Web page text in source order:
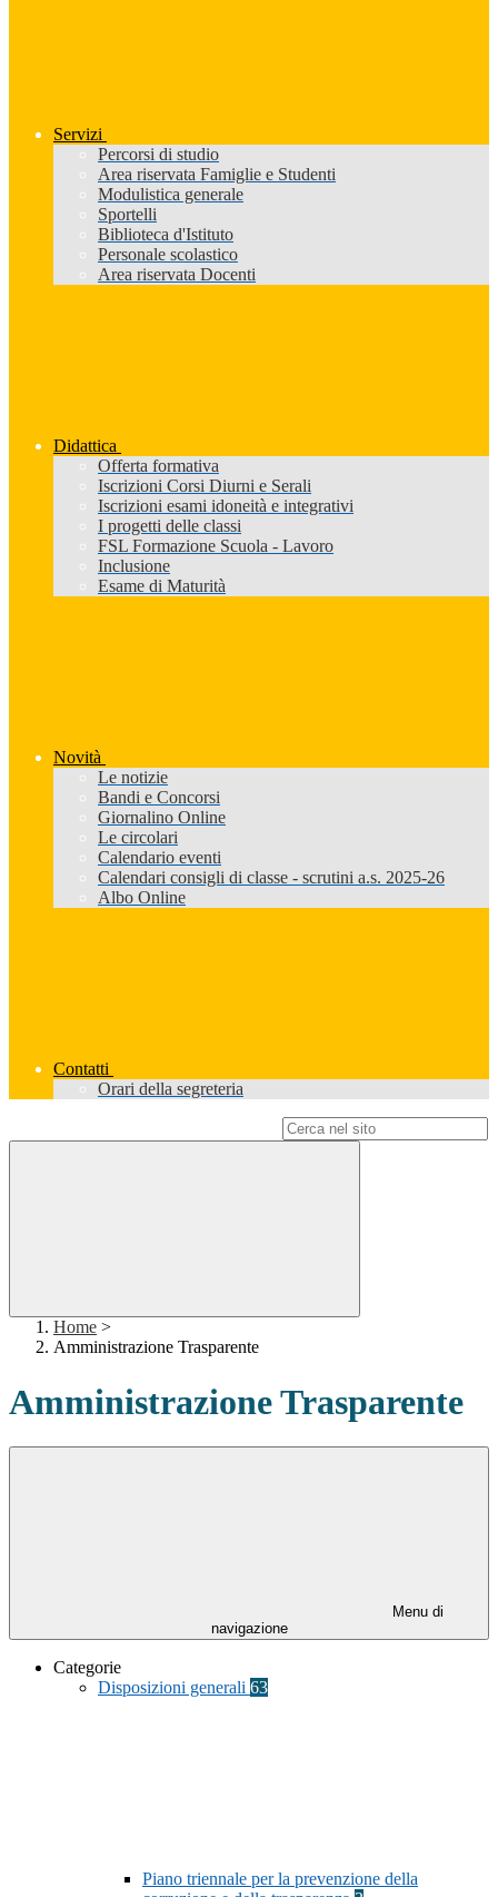
Servizi
Percorsi di studio
Area riservata Famiglie e Studenti
Modulistica generale
Sportelli
Biblioteca d'Istituto
Personale scolastico
Area riservata Docenti
Didattica
Offerta formativa
Iscrizioni Corsi Diurni e Serali
Iscrizioni esami idoneità e integrativi
I progetti delle classi
FSL Formazione Scuola - Lavoro
Inclusione
Esame di Maturità
Novità
Le notizie
Bandi e Concorsi
Giornalino Online
Le circolari
Calendario eventi
Calendari consigli di classe - scrutini a.s. 2025-26
Albo Online
Contatti
Orari della segreteria
Home >
Amministrazione Trasparente
Amministrazione Trasparente
Menu di
navigazione
Categorie
Disposizioni generali 63
Piano triennale per la prevenzione della